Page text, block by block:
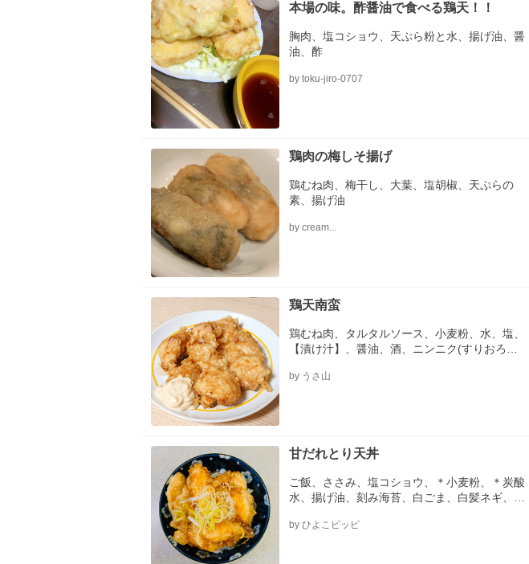
本場の味。酢醤油で食べる鶏天！！
胸肉、塩コショウ、天ぷら粉と水、揚げ油、醤
油、酢
by toku-jiro-0707
鶏肉の梅しそ揚げ
鶏むね肉、梅干し、大葉、塩胡椒、天ぷらの
素、揚げ油
by cream...
鶏天南蛮
鶏むね肉、タルタルソース、小麦粉、水、塩、
【漬け汁】、醤油、酒、ニンニク(すりおろ
糖、味醂、酒
by うさ山
甘だれとり天丼
ご飯、ささみ、塩コショウ、＊小麦粉、＊炭酸
水、揚げ油、刻み海苔、白ごま、白髪ネギ、
by ひよこピッピ